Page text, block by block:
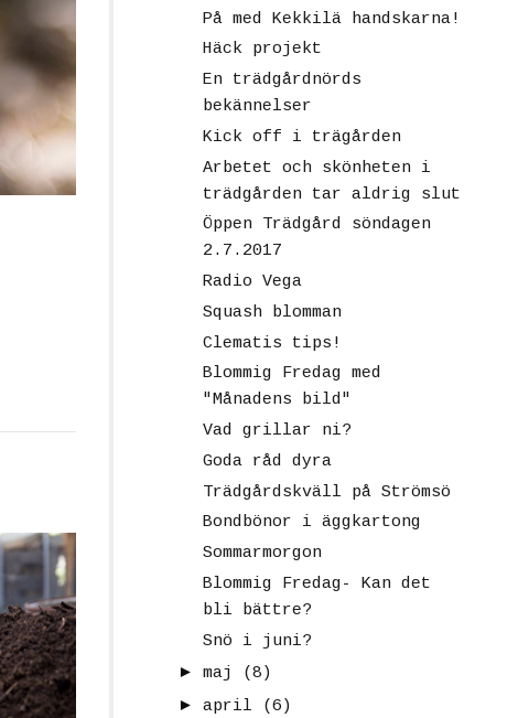
På med Kekkilä handskarna!
Häck projekt
En trädgårdnörds
bekännelser
Kick off i trägården
Arbetet och skönheten i
trädgården tar aldrig slut
Öppen Trädgård söndagen
2.7.2017
Radio Vega
Squash blomman
Clematis tips!
Blommig Fredag med
"Månadens bild"
Vad grillar ni?
Goda råd dyra
Trädgårdskväll på Strömsö
Bondbönor i äggkartong
Sommarmorgon
Blommig Fredag- Kan det
bli bättre?
Snö i juni?
► maj
(8)
► april
(6)